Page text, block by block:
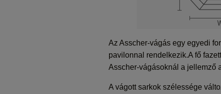
Az Asscher-vágás egy egyedi
pavilonnal rendelkezik.A fő
Asscher-vágásoknál a jellemző
A vágott sarkok szélessége